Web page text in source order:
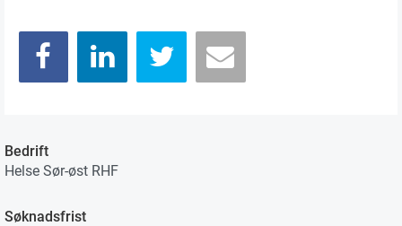
Bedrift
Helse Sør-øst RHF
Søknadsfrist